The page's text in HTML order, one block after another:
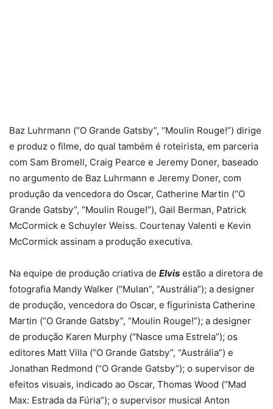
Baz Luhrmann (“O Grande Gatsby”, “Moulin Rouge!”) dirige
e produz o filme, do qual também é roteirista, em parceria
com Sam Bromell, Craig Pearce e Jeremy Doner, baseado
no argumento de Baz Luhrmann e Jeremy Doner, com
produção da vencedora do Oscar, Catherine Martin (“O
Grande Gatsby”, “Moulin Rouge!”), Gail Berman, Patrick
McCormick e Schuyler Weiss. Courtenay Valenti e Kevin
McCormick assinam a produção executiva.
Na equipe de produção criativa de Elvis estão a diretora de
fotografia Mandy Walker (“Mulan”, “Austrália”); a designer
de produção, vencedora do Oscar, e figurinista Catherine
Martin (“O Grande Gatsby”, “Moulin Rouge!”); a designer
de produção Karen Murphy (“Nasce uma Estrela”); os
editores Matt Villa (“O Grande Gatsby”, “Austrália”) e
Jonathan Redmond (“O Grande Gatsby”); o supervisor de
efeitos visuais, indicado ao Oscar, Thomas Wood (“Mad
Max: Estrada da Fúria”); o supervisor musical Anton